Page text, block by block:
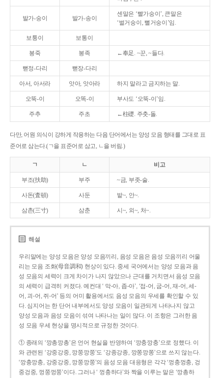
발가-숭이 발가-송이
센말은 ‘빨가숭이’, 큰말은
‘벌거숭이, 뻘거숭이’임.
보퉁이 보통이
봉죽 봉족 ←奉足. ~꾼, ~들다.
뻗정-다리 뻗장-다리
아서, 아서라 앗아, 앗아라 하지 말라고 금지하는 말.
오뚝-이 오똑-이 부사도 ‘오뚝-이’임.
주추 주초 ←柱礎. 주춧-돌.
다만, 어원 의식이 강하게 작용하는 다음 단어에서는 양성 모음 형태를 그대로 표
준어로 삼는다.(ㄱ을 표준어로 삼고, ㄴ을 버림.)
ㄱ ㄴ 비고
부조(扶助) 부주 ~금, 부좃-술.
사돈(査頓) 사둔 밭~, 안~.
삼촌(三寸) 삼춘 시~, 외~, 처~.
해설
우리말에는 양성 모음은 양성 모음끼리, 음성 모음은 음성 모음끼리 어울
리는 모음 조화(母音調和) 현상이 있다. 중세 국어에서는 양성 모음과 음
성 모음의 세력이 크게 차이가 나지 않았으나 근대를 거치면서 음성 모음
의 세력이 급격히 커졌다. 예컨대 ‘ 막-아, 좁-아’, ‘접-어, 굽-어, 재-어, 세-
어, 괴-어, 쥐-어’ 등의 어미 활용에서도 음성 모음의 우세를 확인할 수 있
다. 심지어는 한 단어 내부에서도 양성 모음이 일관되게 나타나지 않고
양성 모음과 음성 모음이 섞여 나타나는 일이 많다. 이 조항은 그러한 음
성 모음 우세 현상을 명시적으로 규정한 것이다.
① 종래의 ‘깡총깡총’은 언어 현실을 반영하여 ‘깡충깡충’으로 정했다. 이
와 관련된 ‘강중강중, 깡쭝깡쭝’도 ‘강종강종, 깡쫑깡쫑’으로 쓰지 않는다.
‘깡충깡충, 강중강중, 깡쭝깡쭝’의 음성 모음 대응형은 각각 ‘껑충껑충, 겅
중겅중, 껑쭝껑쭝’이다. 그러나 ‘ 껑충하다’와 짝을 이루는 말은 ‘깡총하